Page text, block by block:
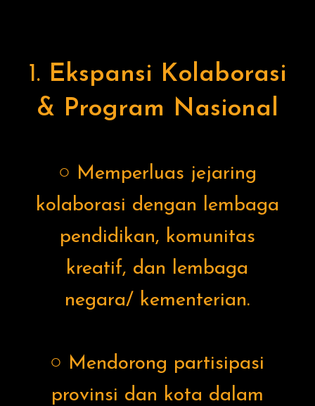
1.Ekspansi Kolaborasi
& Program Nasional
○ Memperluas jejaring
kolaborasi dengan lembaga
pendidikan, komunitas
kreatif, dan lembaga
negara/ kementerian.
○ Mendorong partisipasi
provinsi dan kota dalam